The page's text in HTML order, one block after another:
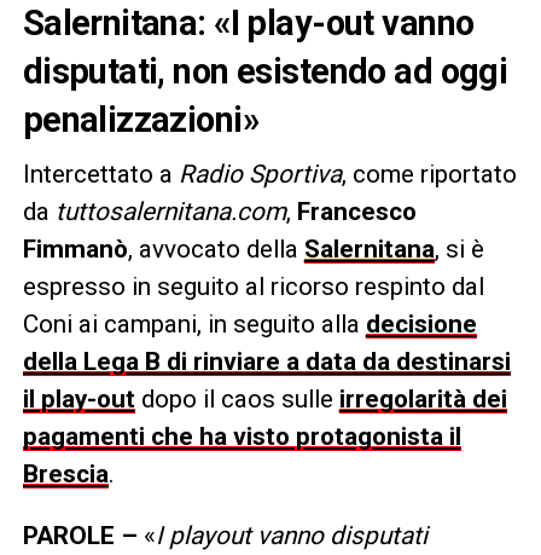
Salernitana: «I play-out vanno
disputati, non esistendo ad oggi
penalizzazioni»
Intercettato a Radio Sportiva, come riportato
da tuttosalernitana.com, Francesco
Fimmanò, avvocato della Salernitana, si è
espresso in seguito al ricorso respinto dal
Coni ai campani, in seguito alla decisione
della Lega B di rinviare a data da destinarsi
il play-outdopo il caos sulle irregolarità dei
pagamenti che ha visto protagonista il
Brescia.
PAROLE – «I playout vanno disputati